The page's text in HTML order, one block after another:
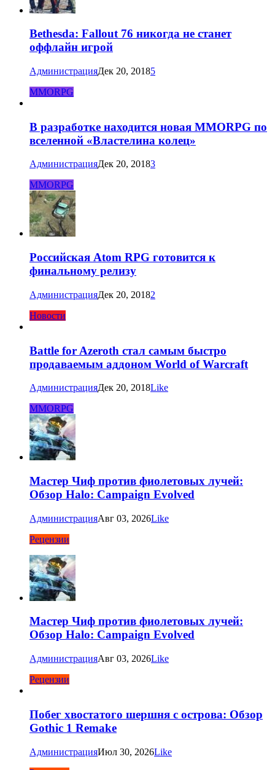
Bethesda: Fallout 76 никогда не станет
оффлайн игрой
АдминистрацияДек 20, 20185
MMORPG
В разработке находится новая MMORPG по
вселенной «Властелина колец»
АдминистрацияДек 20, 20183
MMORPG
Российская Atom RPG готовится к
финальному релизу
АдминистрацияДек 20, 20182
Новости
Battle for Azeroth стал самым быстро
продаваемым аддоном World of Warcraft
АдминистрацияДек 20, 2018Like
MMORPG
Мастер Чиф против фиолетовых лучей:
Обзор Halo: Campaign Evolved
АдминистрацияАвг 03, 2026Like
Рецензии
Мастер Чиф против фиолетовых лучей:
Обзор Halo: Campaign Evolved
АдминистрацияАвг 03, 2026Like
Рецензии
Побег хвостатого шершня с острова: Обзор
Gothic 1 Remake
АдминистрацияИюл 30, 2026Like